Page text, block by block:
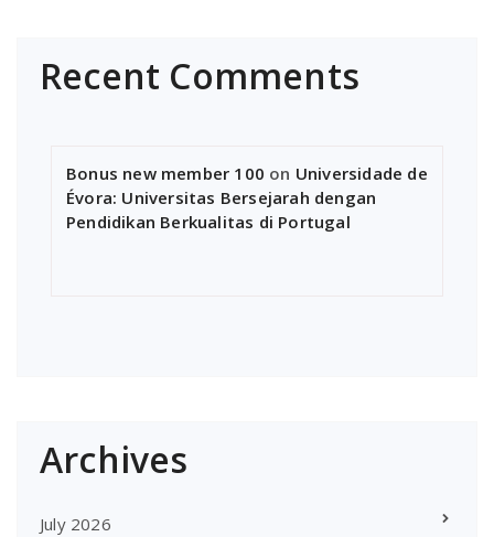
Recent Comments
Bonus new member 100 on Universidade de
Évora: Universitas Bersejarah dengan
Pendidikan Berkualitas di Portugal
Archives
July 2026